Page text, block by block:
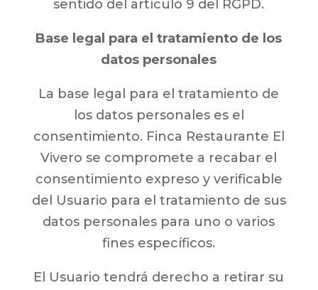
sentido del artículo 9 del RGPD.
Base legal para el tratamiento de los
datos personales
La base legal para el tratamiento de
los datos personales es el
consentimiento. Finca Restaurante El
Vivero se compromete a recabar el
consentimiento expreso y verificable
del Usuario para el tratamiento de sus
datos personales para uno o varios
fines específicos.
El Usuario tendrá derecho a retirar su